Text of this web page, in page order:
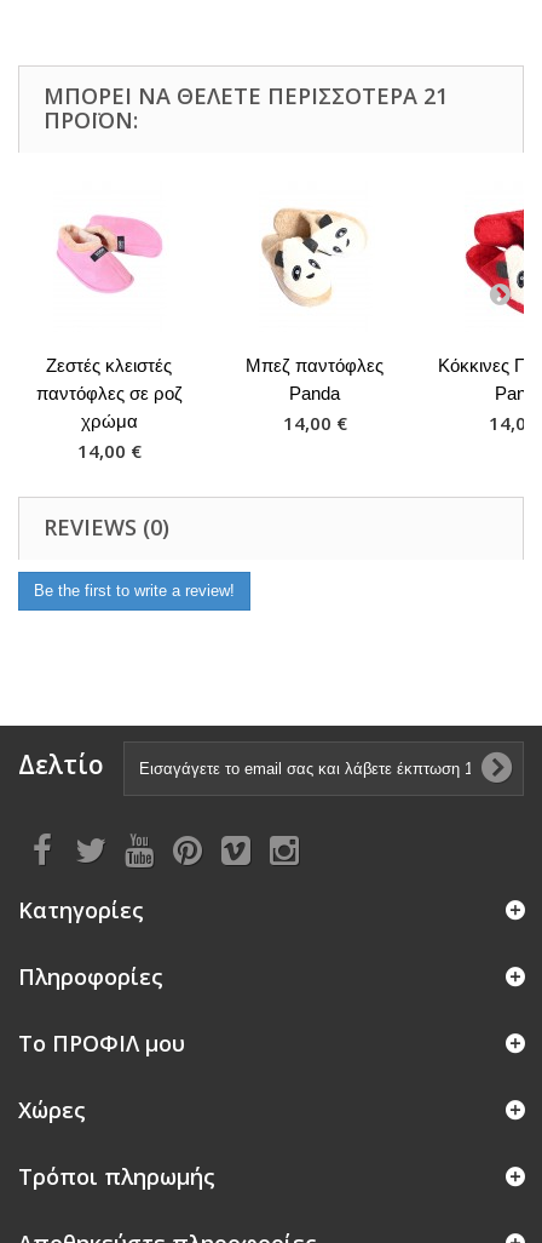
ΜΠΟΡΕΊ ΝΑ ΘΈΛΕΤΕ ΠΕΡΙΣΣΌΤΕΡΑ 21
ΠΡΟΪΌΝ:
Ζεστές κλειστές
παντόφλες σε ροζ
χρώμα
14,00 €
Μπεζ παντόφλες
Panda
14,00 €
Κόκκινες
14,00
REVIEWS (0)
Be the first to write a review!
Δελτίο
Κατηγορίες
Πληροφορίες
Το ΠΡΟΦΙΛ μου
Χώρες
Τρόποι πληρωμής